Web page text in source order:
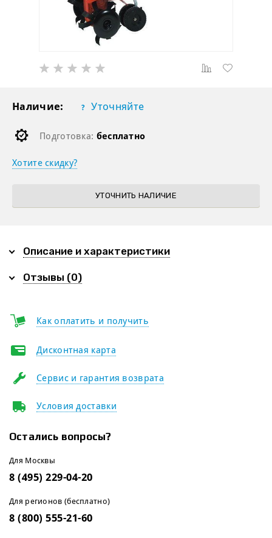
Наличие: Уточняйте
Подготовка: бесплатно
Хотите скидку?
УТОЧНИТЬ НАЛИЧИЕ
Описание и характеристики
Отзывы (0)
Как оплатить и получить
Дисконтная карта
Сервис и гарантия возврата
Условия доставки
Остались вопросы?
Для Москвы
8 (495) 229-04-20
Для регионов (бесплатно)
8 (800) 555-21-60